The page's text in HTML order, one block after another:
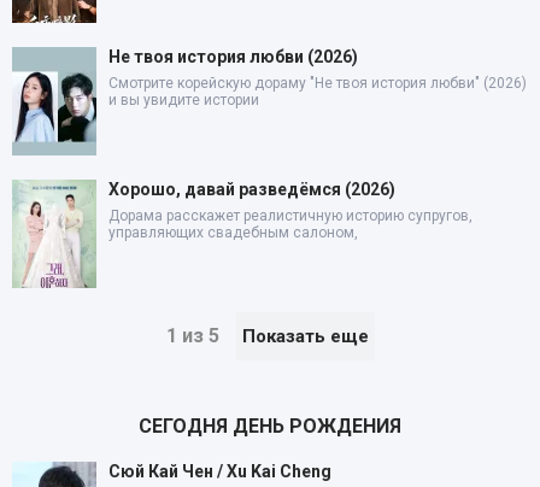
Не твоя история любви (2026)
Смотрите корейскую дораму "Не твоя история любви" (2026)
и вы увидите истории
Хорошо, давай разведёмся (2026)
Дорама расскажет реалистичную историю супругов,
управляющих свадебным салоном,
1 из 5 Показать еще
СЕГОДНЯ ДЕНЬ РОЖДЕНИЯ
Сюй Кай Чен / Xu Kai Cheng